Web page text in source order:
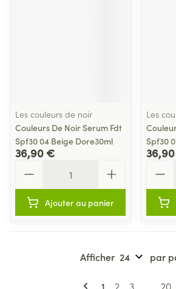
Les couleurs de noir
Couleurs De Noir Serum Fdt
Spf30 04 Beige Dore30ml
36,90 €
Ajouter au panier
Les
Spf30
Pages
Vous lisez
1 Page
2 Page
3 ... 20
Afficher par